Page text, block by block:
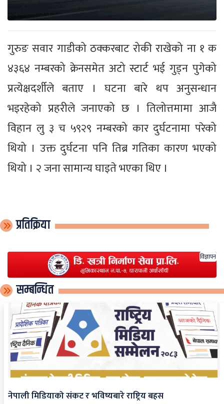
गुरुङ सवार गाडीको ठक्करबाट रोकी राखेको ना १ क
४३६४ नम्बरको क्रेनसमेत अटो स्टार्ट भई गुड्न पुगेको
प्रत्येक्षदर्शीले बताए । घटना बारे थप अनुसन्धान
भइरहेको प्रहरीले जनाएको छ । तिलोत्तमामा आजै
विहान लु ३ च ५९२९ नम्बरको कार दुर्घटनामा परेको
थियो । उक्त दुर्घटना पनि तिब्र गतिका कारण भएको
थियो । २ जना सामान्य घाइते भएका थिए ।
प्रतिक्रिया
विज्ञापन
सम्बन्धित
नेपाली मिडियाको संकट र भविष्यबारे राष्ट्रिय बहस